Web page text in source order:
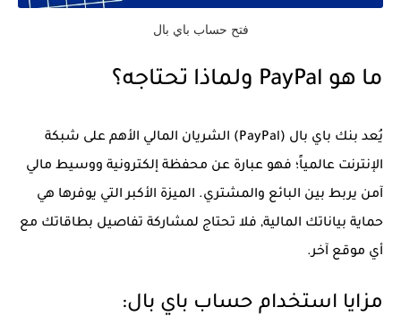
فتح حساب باي بال
ما هو PayPal ولماذا تحتاجه؟
يُعد بنك باي بال (PayPal) الشريان المالي الأهم على شبكة
الإنترنت عالمياً؛ فهو عبارة عن محفظة إلكترونية ووسيط مالي
آمن يربط بين البائع والمشتري. الميزة الأكبر التي يوفرها هي
حماية بياناتك المالية, فلا تحتاج لمشاركة تفاصيل بطاقاتك مع
أي موقع آخر.
مزايا استخدام حساب باي بال: